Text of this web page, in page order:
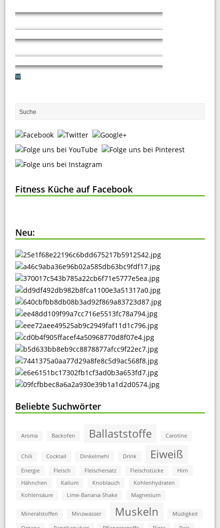
Fitness Küche auf Facebook
Neu:
Beliebte Suchwörter
Aroma Backofen Ballaststoffe Carotine
Chili Cocktail Dinkelmehl Drink Eiweiß
Energie Fleisch Fleischersatz Fleischstücke
Hirn
Hähnchen
Kalium Knoblauch
Kohlenhydraten
Kohlensäure
Lime-Banana-Shake Magnesium
Mineralstoffen Minzwasser Muskeln Müdigkeit